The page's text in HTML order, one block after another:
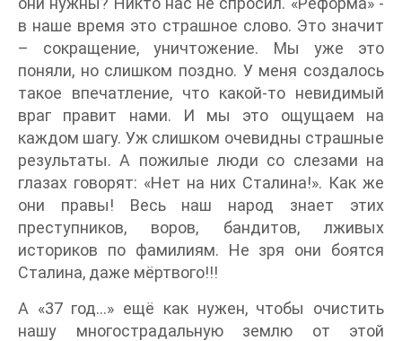
в наше время это страшное слово. Это значит
– сокращение, уничтожение. Мы уже это
поняли, но слишком поздно. У меня создалось
такое впечатление, что какой-то невидимый
враг правит нами. И мы это ощущаем на
каждом шагу. Уж слишком очевидны страшные
результаты. А пожилые люди со слезами на
глазах говорят: «Нет на них Сталина!». Как же
они правы! Весь наш народ знает этих
преступников, воров, бандитов, лживых
историков по фамилиям. Не зря они боятся
Сталина, даже мёртвого!!!
А «37 год…» ещё как нужен, чтобы очистить
нашу многострадальную землю от этой